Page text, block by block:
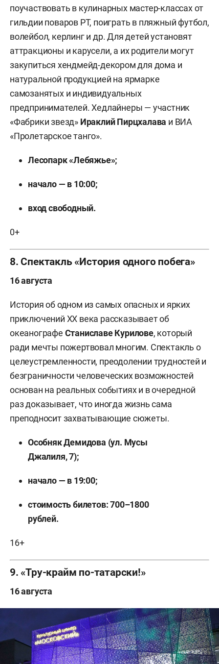
поучаствовать в кулинарных мастер-классах от
гильдии поваров РТ, поиграть в пляжный футбол,
волейбол, керлинг и др. Для детей установят
аттракционы и карусели, а их родители могут
закупиться хендмейд-декором для дома и
натуральной продукцией на ярмарке
самозанятых и индивидуальных
предпринимателей. Хедлайнеры — участник
«Фабрики звезд» Ираклий Пирцхалава и ВИА
«Пролетарское танго».
Лесопарк «Лебяжье»;
начало — в 10:00;
вход свободный.
0+
8. Спектакль «История одного побега»
16 августа
История об одном из самых опасных и ярких
приключений XX века рассказывает об
океанографе Станиславе Курилове, который
ради мечты пожертвовал многим. Спектакль о
целеустремленности, преодолении трудностей и
безграничности человеческих возможностей
основан на реальных событиях и в очередной
раз доказывает, что иногда жизнь сама
преподносит захватывающие сюжеты.
Особняк Демидова (ул. Мусы
Джалиля, 7);
начало — в 19:00;
стоимость билетов: 700–1800
рублей.
16+
9. «Тру-крайм по-татарски!»
16 августа